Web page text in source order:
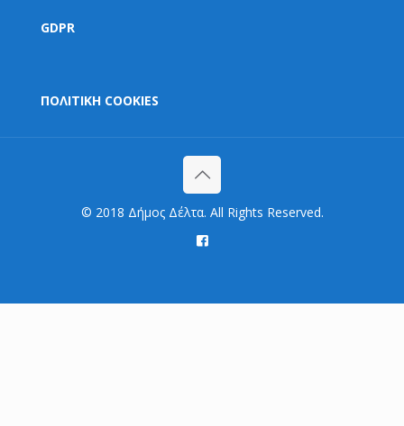
GDPR
ΠΟΛΙΤΙΚΗ COOKIES
© 2018 Δήμος Δέλτα. All Rights Reserved.